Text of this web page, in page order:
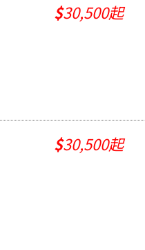
$30,500起
$30,500起